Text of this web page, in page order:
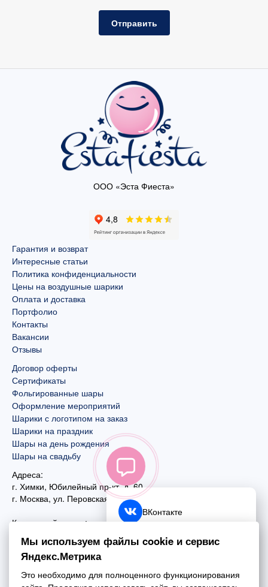
Отправить
ООО «Эста Фиеста»
Гарантия и возврат
Интересные статьи
Политика конфиденциальности
Цены на воздушные шарики
Оплата и доставка
Портфолио
Контакты
Вакансии
Отзывы
Договор оферты
Сертификаты
Фольгированные шары
Оформление мероприятий
Шарики с логотипом на заказ
Шарики на праздник
Шары на день рождения
Шары на свадьбу
Адреса:
г. Химки, Юбилейный пр-кт, д. 60
г. Москва, ул. Перовская, д. 59
Контактный номер:
+7 (495) 970-44-75
Почта:
mail@esta-fiesta.ru
ВКонтакте
Telegram
Обратный звонок
Мы используем файлы cookie и сервис
Яндекс.Метрика
Это необходимо для полноценного функционирования